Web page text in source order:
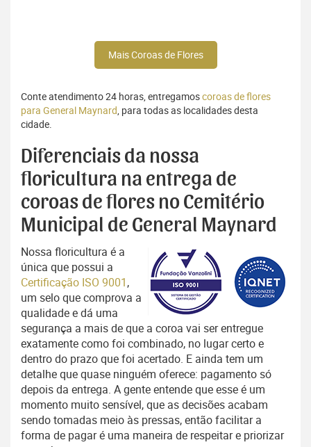
Mais Coroas de Flores
Conte atendimento 24 horas, entregamoscoroas de flores
para General Maynard, para todas as localidades desta
cidade.
Diferenciais da nossa
floricultura na entrega de
coroas de flores no Cemitério
Municipal de General Maynard
Nossa floricultura é a
única que possui a
Certificação ISO 9001,
um selo que comprova a
qualidade e dá uma
segurança a mais de que a coroa vai ser entregue
exatamente como foi combinado, no lugar certo e
dentro do prazo que foi acertado. E ainda tem um
detalhe que quase ninguém oferece: pagamento só
depois da entrega. A gente entende que esse é um
momento muito sensível, que as decisões acabam
sendo tomadas meio às pressas, então facilitar a
forma de pagar é uma maneira de respeitar e priorizar